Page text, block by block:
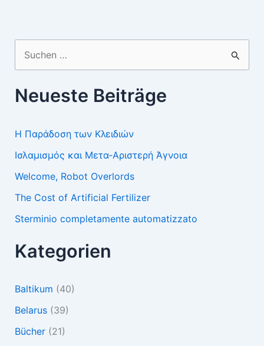
Suchen
nach:
Neueste Beiträge
Η Παράδοση των Κλειδιών
Ισλαμισμός και Μετα-Αριστερή Άγνοια
Welcome, Robot Overlords
The Cost of Artificial Fertilizer
Sterminio completamente automatizzato
Kategorien
Baltikum (40)
Belarus(39)
Bücher(21)